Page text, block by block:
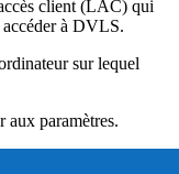
client (LAC) qui
accéder à DVLS.
sur lequel
aux paramètres.